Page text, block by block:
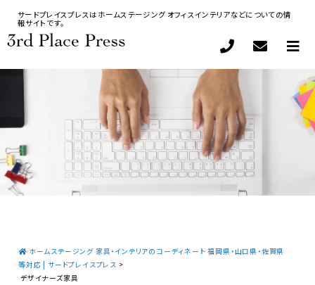
サードプレイスプレスはホームステージング オフィスインテリアなどについての情
報サイトです。
ホームステージング 家具・インテリアのコーディネート 福岡県・山口県・佐賀県
等対応 | サードプレイスプレス >
デザイナーズ家具